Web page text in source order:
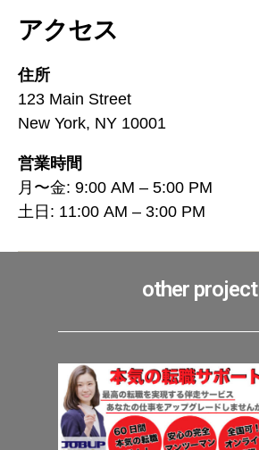
アクセス
住所
123 Main Street
New York, NY 10001
営業時間
月〜金: 9:00 AM – 5:00 PM
土日: 11:00 AM – 3:00 PM
other project